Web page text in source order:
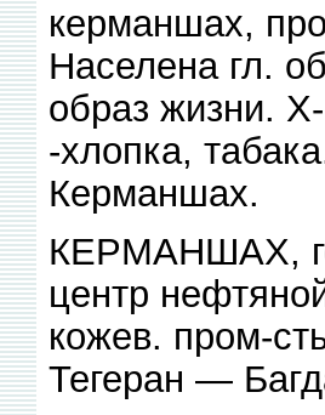
керманшах,
Населена гл.
образ жизни.
-хлопка,
Керманшах.
КЕРМАНШАХ,
центр
кожев. пром-
Тегеран —